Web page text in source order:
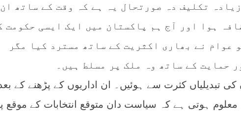
تکلیف دہ صورتحال یہ ہے کہ وقت کے ساتھ ان
ہوا اور آج ہم پاکستان میں ایک ایسی حکومت
عوام نے بھاری اکثریت کے ساتھ مسترد کیا مگر
حمایت کے ساتھ وہ ملک پر مسلط ہیں۔
تبدیلیاں کثرت سے ہوئیں۔ ان اداریوں کے پڑھنے کے
معلوم ہوتی ہے کہ سیاست دان متوقع انتخابات کے موقع